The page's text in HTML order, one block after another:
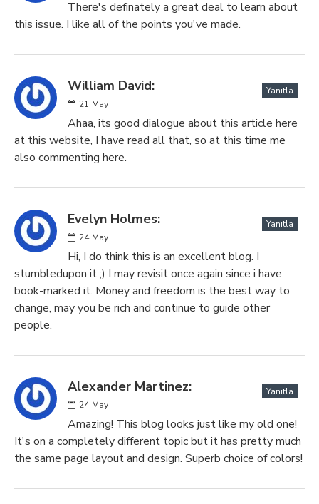
There's definately a great deal to learn about
this issue. I like all of the points you've made.
William David:
21 May
Yanıtla
Ahaa, its good dialogue about this article here
at this website, I have read all that, so at this time me
also commenting here.
Evelyn Holmes:
24 May
Yanıtla
Hi, I do think this is an excellent blog. I
stumbledupon it ;) I may revisit once again since i have
book-marked it. Money and freedom is the best way to
change, may you be rich and continue to guide other
people.
Alexander Martinez:
24 May
Yanıtla
Amazing! This blog looks just like my old one!
It's on a completely different topic but it has pretty much
the same page layout and design. Superb choice of colors!